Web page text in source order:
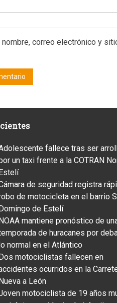
nombre, correo electrónico y
fallece tras ser
un taxi frente a la COTRAN
Estelí
de seguridad registra
de motocicleta en el barrio
Domingo de Estelí
NOAA mantiene pronóstico de
de huracanes por
lo normal en el Atlántico
Dos motociclistas fallecen en
ocurridos en la
Nueva a León
motociclista de 19 años